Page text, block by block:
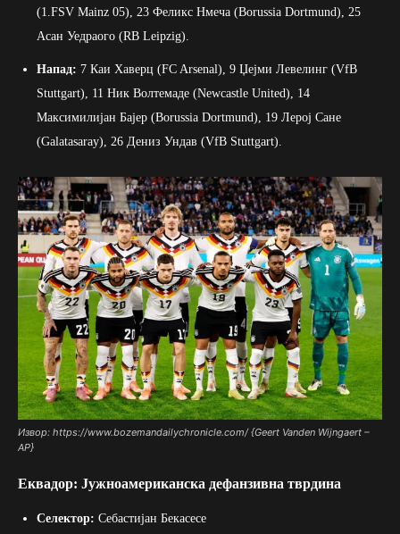
(1.FSV Mainz 05), 23 Феликс Нмеча (Borussia Dortmund), 25
Асан Уедраого (RB Leipzig).
Напад: 7 Каи Хаверц (FC Arsenal), 9 Џејми Левелинг (VfB
Stuttgart), 11 Ник Волтемаде (Newcastle United), 14
Максимилијан Бајер (Borussia Dortmund), 19 Лерој Сане
(Galatasaray), 26 Дениз Ундав (VfB Stuttgart).
Извор: https://www.bozemandailychronicle.com/ {Geert Vanden Wijngaert –
AP}
Еквадор: Јужноамериканска дефанзивна тврдина
Селектор: Себастијан Бекасесе